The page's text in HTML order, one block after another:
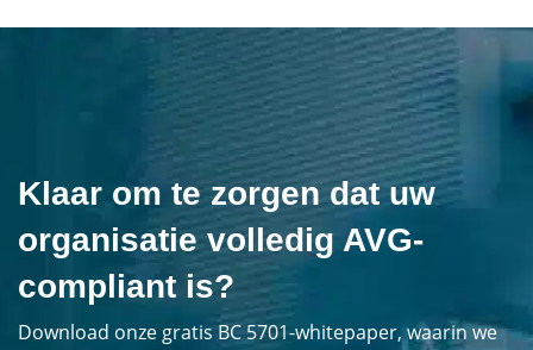
Klaar om te zorgen dat uw
organisatie volledig AVG-
compliant is?
Download onze gratis BC 5701-whitepaper, waarin we